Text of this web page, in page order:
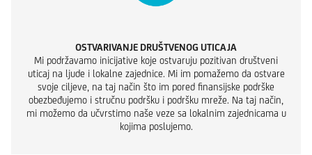
OSTVARIVANJE DRUŠTVENOG UTICAJA
Mi podržavamo inicijative koje ostvaruju pozitivan društveni
uticaj na ljude i lokalne zajednice. Mi im pomažemo da ostvare
svoje ciljeve, na taj način što im pored finansijske podrške
obezbeđujemo i stručnu podršku i podršku mreže. Na taj način,
mi možemo da učvrstimo naše veze sa lokalnim zajednicama u
kojima poslujemo.